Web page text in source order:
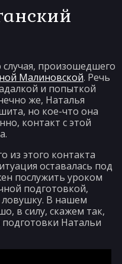
произошедшего
Малиновской. Речь
и попыткой
же, Наталья
но кое-что она
контакт с этой
из этого контакта
оставалась под
послужить уроком
подготовкой,
ловушку. В нашем
в силу, скажем так,
Натальи